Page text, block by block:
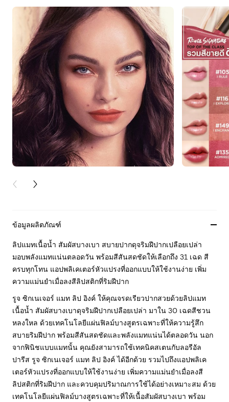
PREVIOUS CARD
NEXT CARD
ข้อมูลผลิตภัณฑ์
ลิปแมทเนื้อน้ำ สัมผัสบางเบา สบายปากดุจริมฝีปากเปลือยเปล่า
มอบพลังแมทแน่นตลอดวัน พร้อมสีสันสดชัดให้เลือกถึง 31 เฉด สี
ครบทุกโทน แอปพลิเคเตอร์หัวแปรงที่ออกแบบให้ใช้งานง่าย เพิ่ม
ความแม่นยำเมื่อลงสีลิปสติกที่ริมฝีปาก
รูจ ซิกเนเจอร์ แมท ลิป อิงค์ ให้คุณจรดเรียวปากสวยด้วยลิปแมท
เนื้อน้ำ สัมผัสบางเบาดุจริมฝีปากเปลือยเปล่า มาใน 30 เฉดสีชวน
หลงใหล ด้วยเทคโนโลยีแผ่นฟิลม์บางสูตรเฉพาะที่ให้ความรู้สึก
สบายริมฝีปาก พร้อมสีสันสดชัดและพลังแมทแน่นได้ตลอดวัน นอก
จากฟินิชแบบแมทนั้น คุณยังสามารถใช้เทคนิคสเตนกับลอรีอัล
ปารีส รูจ ซิกเนเจอร์ แมท ลิป อิงค์ ได้อีกด้วย รวมไปถึงแอปพลิเค
เตอร์หัวแปรงที่ออกแบบให้ใช้งานง่าย เพิ่มความแม่นยำเมื่อลงสี
ลิปสติกที่ริมฝีปาก และควบคุมปริมาณการใช้ได้อย่างเหมาะสม ด้วย
เทคโนโลยีแผ่นฟิลม์บางสูตรเฉพาะที่ให้เนื้อสัมผัสบางเบา พร้อม